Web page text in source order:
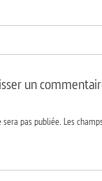
un
pas publiée. Les